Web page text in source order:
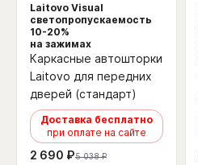
Laitovo Visual
светопропускаемость
10-20%
на зажимах
Каркасные автошторки
Laitovo для передних
дверей (стандарт)
Доставка бесплатно
при оплате на сайте
2 690 ₽5 038 ₽